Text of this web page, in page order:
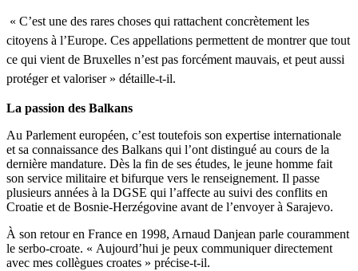
« C’est une des rares choses qui rattachent concrètement les
citoyens à l’Europe. Ces appellations permettent de montrer que tout
ce qui vient de Bruxelles n’est pas forcément mauvais, et peut aussi
protégeret valoriser» détaille-t-il.
La passion des Balkans
Au Parlement européen, c’est toutefois son expertise internationale
et sa connaissance des Balkans qui l’ont distingué au cours de la
dernière mandature. Dès la fin de ses études, le jeune homme fait
son service militaire et bifurque vers le renseignement. Il passe
plusieurs années à la DGSE qui l’affecte au suivi des conflits en
Croatie et de Bosnie-Herzégovine avant de l’envoyer à Sarajevo.
À son retour en France en 1998, Arnaud Danjean parle couramment
le serbo-croate. « Aujourd’hui je peux communiquer directement
avec mes collègues croates » précise-t-il.